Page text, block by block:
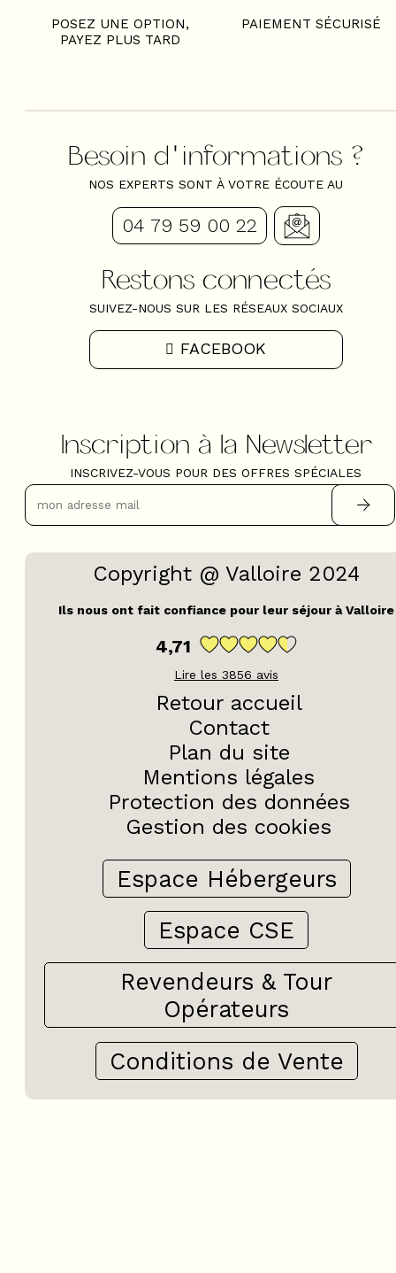
POSEZ UNE OPTION,
PAYEZ PLUS TARD
PAIEMENT SÉCURISÉ
Besoin d'informations ?
NOS EXPERTS SONT À VOTRE ÉCOUTE AU
04 79 59 00 22
Restons connectés
SUIVEZ-NOUS SUR LES RÉSEAUX SOCIAUX
FACEBOOK
Inscription à la Newsletter
INSCRIVEZ-VOUS POUR DES OFFRES SPÉCIALES
Copyright @ Valloire 2024
Ils nous ont fait confiance pour leur séjour à Valloire
4,71
Lire les 3856 avis
Retour accueil
Contact
Plan du site
Mentions légales
Protection des données
Gestion des cookies
Espace Hébergeurs
Espace CSE
Revendeurs & Tour
Opérateurs
Conditions de Vente